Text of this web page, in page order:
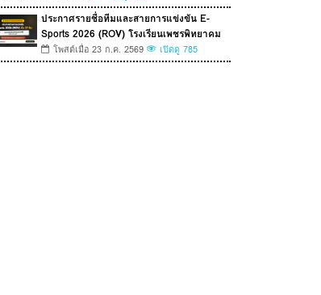
ประกาศรายชื่อทีมและสายการแข่งขัน E-
Sports 2026 (ROV) โรงเรียนเพชรพิทยาคม
โพสต์เมื่อ 23 ก.ค. 2569 เปิดดู 785